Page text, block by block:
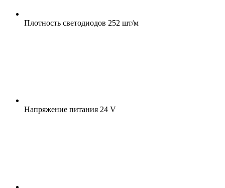
Плотность светодиодов 252 шт/м
Напряжение питания 24 V